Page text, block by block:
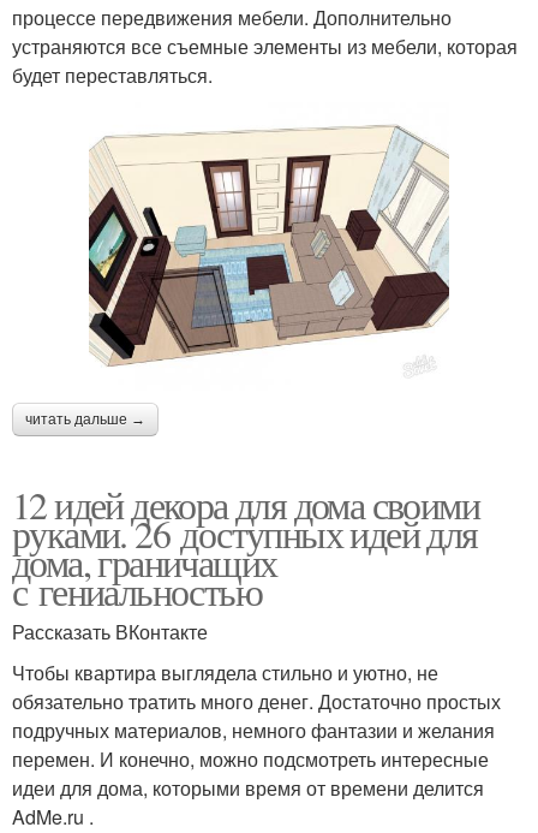
процессе передвижения мебели. Дополнительно
устраняются все съемные элементы из мебели, которая
будет переставляться.
читать дальше →
12 идей декора для дома своими
руками. 26 доступных идей для
дома, граничащих
с гениальностью
Рассказать ВКонтакте
Чтобы квартира выглядела стильно и уютно, не
обязательно тратить много денег. Достаточно простых
подручных материалов, немного фантазии и желания
перемен. И конечно, можно подсмотреть интересные
идеи для дома, которыми время от времени делится
AdMe.ru .